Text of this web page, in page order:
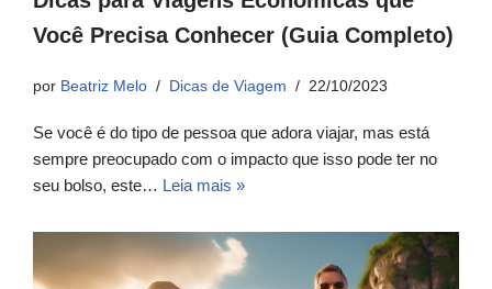
Você Precisa Conhecer (Guia Completo)
por Beatriz Melo Dicas de Viagem 22/10/2023
Se você é do tipo de pessoa que adora viajar, mas está
sempre preocupado com o impacto que isso pode ter no
seu bolso, este… Leia mais »